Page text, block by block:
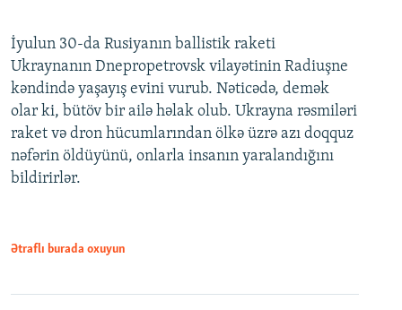
İyulun 30-da Rusiyanın ballistik raketi
Ukraynanın Dnepropetrovsk vilayətinin Radiuşne
kəndində yaşayış evini vurub. Nəticədə, demək
olar ki, bütöv bir ailə həlak olub. Ukrayna rəsmiləri
raket və dron hücumlarından ölkə üzrə azı doqquz
nəfərin öldüyünü, onlarla insanın yaralandığını
bildirirlər.
Ətraflı burada oxuyun